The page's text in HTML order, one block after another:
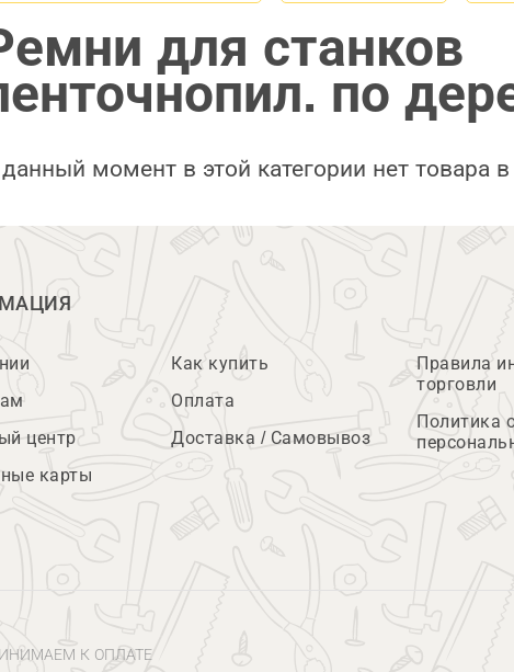
для станков
по
момент в этой категории нет товара
центр
карты
Как купить
Оплата
Доставка / Самовывоз
Правила
торговли
Политика
К ОПЛАТЕ